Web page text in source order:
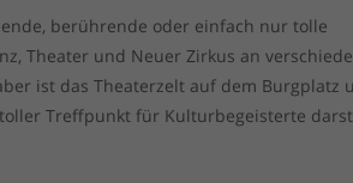
berührende oder einfach nur tolle
Theater und Neuer Zirkus an
ist das Theaterzelt auf dem Burgplatz
Treffpunkt für Kulturbegeisterte